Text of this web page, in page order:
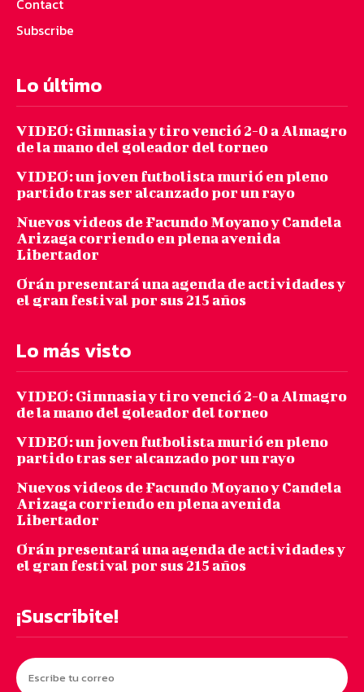
Subscribe
Lo último
VIDEO: Gimnasia y tiro venció 2-0 a Almagro
de la mano del goleador del torneo
VIDEO: un joven futbolista murió en pleno
partido tras ser alcanzado por un rayo
Nuevos videos de Facundo Moyano y Candela
Arizaga corriendo en plena avenida
Libertador
Orán presentará una agenda de actividades y
el gran festival por sus 215 años
Lo más visto
VIDEO: Gimnasia y tiro venció 2-0 a Almagro
de la mano del goleador del torneo
VIDEO: un joven futbolista murió en pleno
partido tras ser alcanzado por un rayo
Nuevos videos de Facundo Moyano y Candela
Arizaga corriendo en plena avenida
Libertador
Orán presentará una agenda de actividades y
el gran festival por sus 215 años
¡Suscribite!